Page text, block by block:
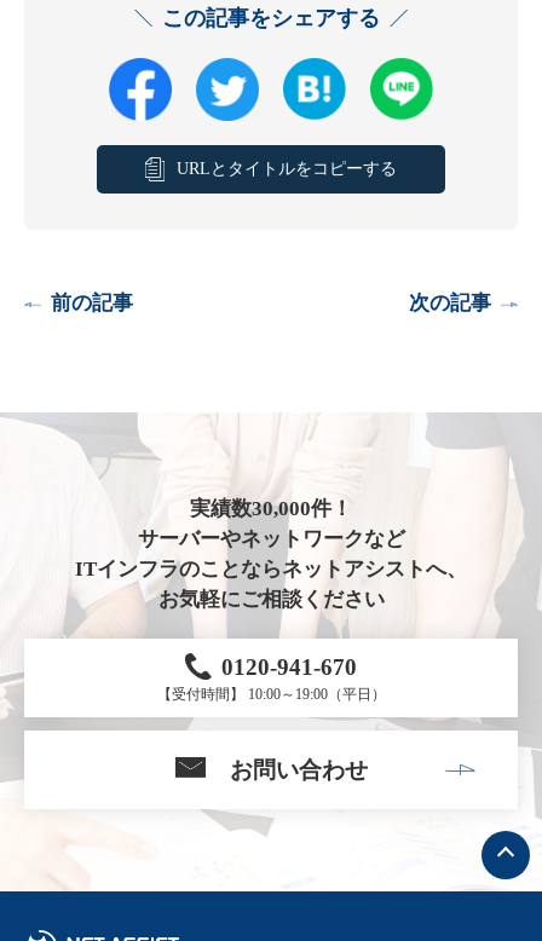
この記事をシェアする
URLとタイトルをコピーする
前の記事 次の記事
実績数30,000件！
サーバーやネットワークなど
ITインフラのことならネットアシストへ、
お気軽にご相談ください
0120-941-670
【受付時間】 10:00～19:00（平日）
お問い合わせ
ト
ッ
プ
へ